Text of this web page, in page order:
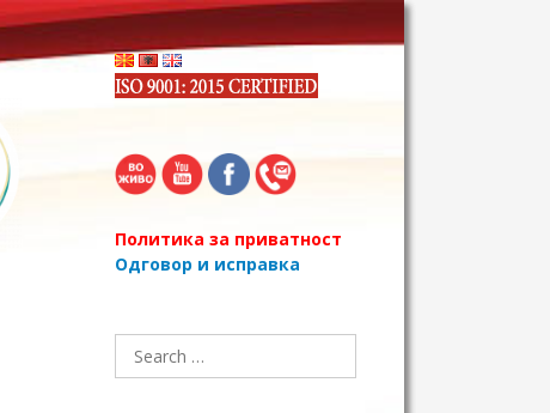
Политика за приватност
Одговор и исправка
Search
for: